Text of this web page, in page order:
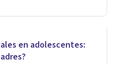
en adolescentes: